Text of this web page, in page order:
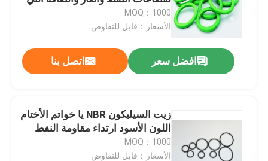
تتطلب مكونات مقاومة للحرارة
MOQ：1000
الأسعار：قابل للتفاوض
افضل سعر اتصل بنا
زيت السيليكون NBR يا خواتم الأختام
اللون الأسود ارتداء مقاومة النفط
MOQ：1000
الأسعار：قابل للتفاوض